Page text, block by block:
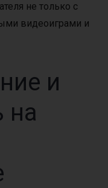
не только с
видеоиграми и
и
на